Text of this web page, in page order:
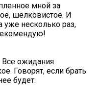
мной за
шелковистое. И
уже несколько раз,
Все ожидания
Говорят, если брать
будет.